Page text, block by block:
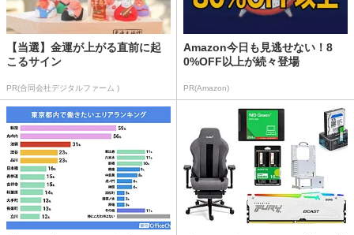
【当選】金運が上がる直前に起
こるサイン
PR(合同会社デジタルファーム )
Amazon今日も見逃せない！8
0%OFF以上が続々登場
PR(Amazon)